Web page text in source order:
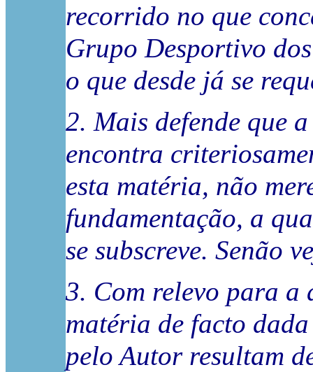
recorrido no que
Grupo Desportivo
o que desde já se
2. Mais defende que
encontra
esta matéria, não
fundamentação, a
se subscreve. Senão
3. Com relevo para
matéria de facto
pelo Autor resultam